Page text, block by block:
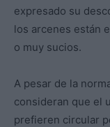
expresado su
los arcenes están
o muy sucios.
A pesar de la
consideran que el
prefieren circular